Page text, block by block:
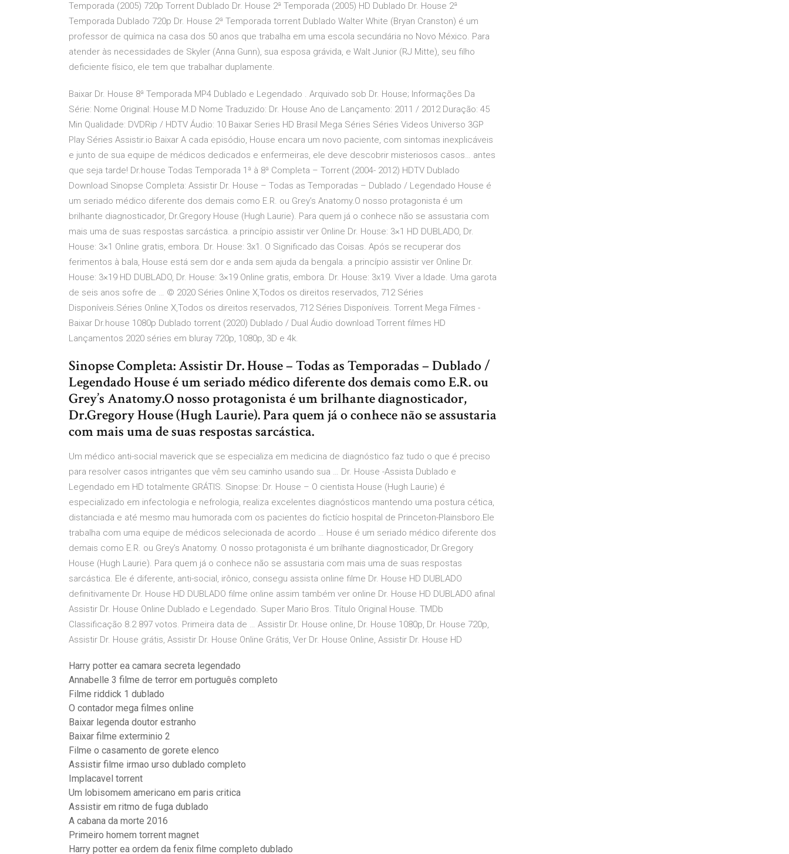
Temporada (2005) 720p Torrent Dublado Dr. House 2ª Temporada (2005) HD Dublado Dr. House 2ª
Temporada Dublado 720p Dr. House 2ª Temporada torrent Dublado Walter White (Bryan Cranston) é um
professor de química na casa dos 50 anos que trabalha em uma escola secundária no Novo México. Para
atender às necessidades de Skyler (Anna Gunn), sua esposa grávida, e Walt Junior (RJ Mitte), seu filho
deficiente físico, ele tem que trabalhar duplamente.
Baixar Dr. House 8ª Temporada MP4 Dublado e Legendado . Arquivado sob Dr. House; Informações Da
Série: Nome Original: House M.D Nome Traduzido: Dr. House Ano de Lançamento: 2011 / 2012 Duração: 45
Min Qualidade: DVDRip / HDTV Áudio: 10 Baixar Series HD Brasil Mega Séries Séries Videos Universo 3GP
Play Séries Assistir.io Baixar A cada episódio, House encara um novo paciente, com sintomas inexplicáveis
e junto de sua equipe de médicos dedicados e enfermeiras, ele deve descobrir misteriosos casos… antes
que seja tarde! Dr.house Todas Temporada 1ª à 8ª Completa – Torrent (2004- 2012) HDTV Dublado
Download Sinopse Completa: Assistir Dr. House – Todas as Temporadas – Dublado / Legendado House é
um seriado médico diferente dos demais como E.R. ou Grey’s Anatomy.O nosso protagonista é um
brilhante diagnosticador, Dr.Gregory House (Hugh Laurie). Para quem já o conhece não se assustaria com
mais uma de suas respostas sarcástica. a princípio assistir ver Online Dr. House: 3×1 HD DUBLADO, Dr.
House: 3×1 Online gratis, embora. Dr. House: 3x1. O Significado das Coisas. Após se recuperar dos
ferimentos à bala, House está sem dor e anda sem ajuda da bengala. a princípio assistir ver Online Dr.
House: 3×19 HD DUBLADO, Dr. House: 3×19 Online gratis, embora. Dr. House: 3x19. Viver a Idade. Uma garota
de seis anos sofre de … © 2020 Séries Online X,Todos os direitos reservados, 712 Séries
Disponíveis.Séries Online X,Todos os direitos reservados, 712 Séries Disponíveis. Torrent Mega Filmes -
Baixar Dr.house 1080p Dublado torrent (2020) Dublado / Dual Áudio download Torrent filmes HD
Lançamentos 2020 séries em bluray 720p, 1080p, 3D e 4k.
Sinopse Completa: Assistir Dr. House – Todas as Temporadas – Dublado /
Legendado House é um seriado médico diferente dos demais como E.R. ou
Grey’s Anatomy.O nosso protagonista é um brilhante diagnosticador,
Dr.Gregory House (Hugh Laurie). Para quem já o conhece não se assustaria
com mais uma de suas respostas sarcástica.
Um médico anti-social maverick que se especializa em medicina de diagnóstico faz tudo o que é preciso
para resolver casos intrigantes que vêm seu caminho usando sua … Dr. House -Assista Dublado e
Legendado em HD totalmente GRÁTIS. Sinopse: Dr. House – O cientista House (Hugh Laurie) é
especializado em infectologia e nefrologia, realiza excelentes diagnósticos mantendo uma postura cética,
distanciada e até mesmo mau humorada com os pacientes do fictício hospital de Princeton-Plainsboro.Ele
trabalha com uma equipe de médicos selecionada de acordo … House é um seriado médico diferente dos
demais como E.R. ou Grey’s Anatomy. O nosso protagonista é um brilhante diagnosticador, Dr.Gregory
House (Hugh Laurie). Para quem já o conhece não se assustaria com mais uma de suas respostas
sarcástica. Ele é diferente, anti-social, irônico, consegu assista online filme Dr. House HD DUBLADO
definitivamente Dr. House HD DUBLADO filme online assim também ver online Dr. House HD DUBLADO afinal
Assistir Dr. House Online Dublado e Legendado. Super Mario Bros. Título Original House. TMDb
Classificação 8.2 897 votos. Primeira data de … Assistir Dr. House online, Dr. House 1080p, Dr. House 720p,
Assistir Dr. House grátis, Assistir Dr. House Online Grátis, Ver Dr. House Online, Assistir Dr. House HD
Harry potter ea camara secreta legendado
Annabelle 3 filme de terror em português completo
Filme riddick 1 dublado
O contador mega filmes online
Baixar legenda doutor estranho
Baixar filme exterminio 2
Filme o casamento de gorete elenco
Assistir filme irmao urso dublado completo
Implacavel torrent
Um lobisomem americano em paris critica
Assistir em ritmo de fuga dublado
A cabana da morte 2016
Primeiro homem torrent magnet
Harry potter ea ordem da fenix filme completo dublado